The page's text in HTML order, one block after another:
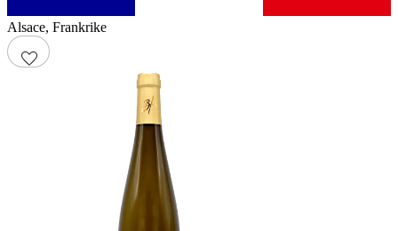
Alsace, Frankrike